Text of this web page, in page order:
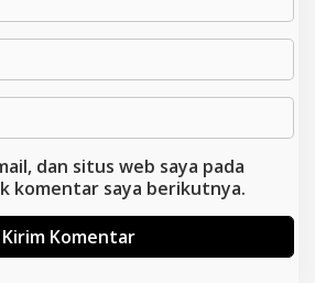
dan situs web saya pada
komentar saya berikutnya.